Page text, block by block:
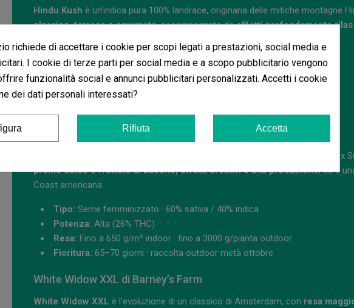
Hindu Kush è un’indica pura 100% landrace, originaria delle mitiche montagne
classico, terroso e agrumato, accompagnato daeffetti profondamente
Tipo:Seme femminizzato · 100% indica
Potenza:Alta (26% THC)
Resa:550–600 g/m² indoor · fino a 1000 g/pianta outdoor
Blue Dream di Barney’s Farm
è un ibrido a dominanza sativa (60/40) nato dal cross Blueberry x
profilo dolce e fruttato di bacche, effetti creativi e alta produzione, ed è
Coast americana.
Tipo: Seme femminizzato · 60% sativa / 40% indica
Potenza: Alta (26% THC)
Resa: Fino a 650 g/m² indoor · fino a 3000 g/pianta outdoor
Fioritura: 65–70 giorni · raccolta outdoor metà ottobre
White Widow XXL di Barney’s Farm
White Widow XXL è l’evoluzione di un classico di Amsterdam, con resa
richiede di accettare i cookie per scopi legati a prestazioni, social media e
I cookie di terze parti per social media e a scopo pubblicitario vengono
funzionalità social e annunci pubblicitari personalizzati. Accetti i cookie
dei dati personali interessati?
Rifiuta Accetta